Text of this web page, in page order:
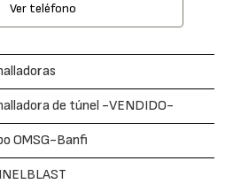
Ver teléfono
de túnel -VENDIDO-
OMSG-Banfi